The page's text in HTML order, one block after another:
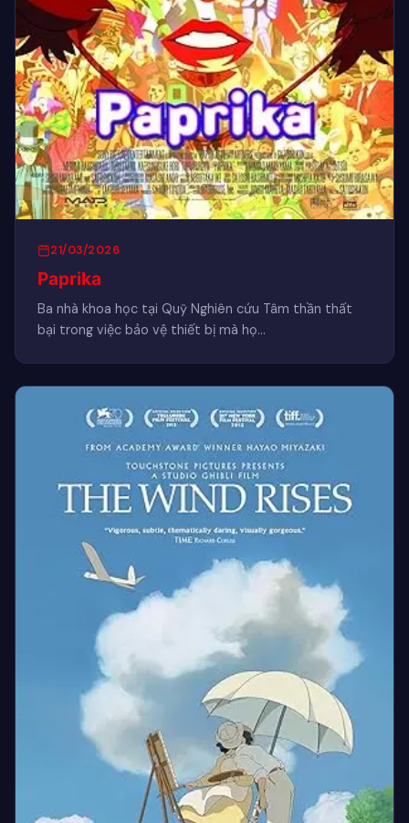
21/03/2026
Paprika
Ba nhà khoa học tại Quỹ Nghiên cứu Tâm thần thất
bại trong việc bảo vệ thiết bị mà họ…